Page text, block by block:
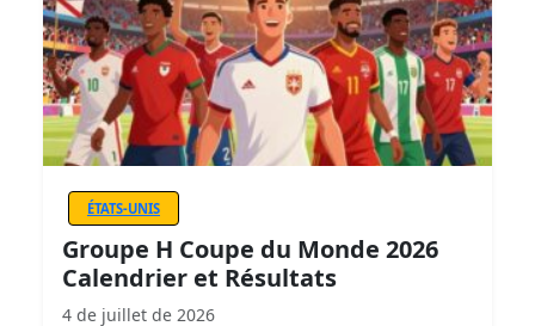
ÉTATS-UNIS
Groupe H Coupe du Monde 2026
Calendrier et Résultats
4 de juillet de 2026